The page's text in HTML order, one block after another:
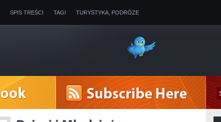
SPIS TREŚCI TAGI TURYSTYKA, PODRÓŻE